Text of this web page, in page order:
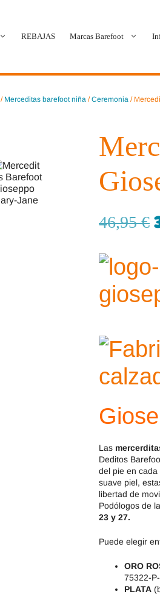
REBAJAS Marcas Barefoot
Batilas
Crecendo
D.D. Step
Froddo
JOMA
Ipanema
/ Merceditas barefoot niña /Ceremonia /
46,95€
Las
Deditos
del pie en
suave piel,
libertad de
Podólogos de
23 y 27.
Puede elegir
ORO
75322-
PLATA